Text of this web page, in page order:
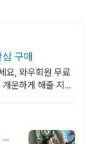
구매
요, 와우회원 무료
운하게 해줄 지압